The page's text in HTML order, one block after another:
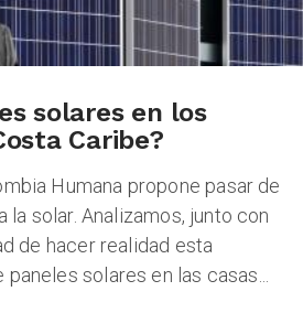
solares en los
Caribe?
Humana propone pasar de
la solar. Analizamos, junto con
de hacer realidad esta
solares en las casas...